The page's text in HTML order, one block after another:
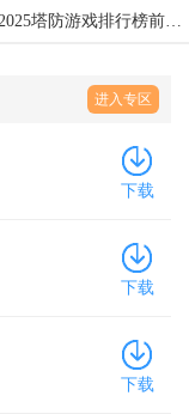
2025塔防游戏排行榜前十游戏名单汇总
进入专区
下载
下载
下载